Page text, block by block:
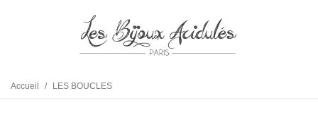
Accueil / LES BOUCLES